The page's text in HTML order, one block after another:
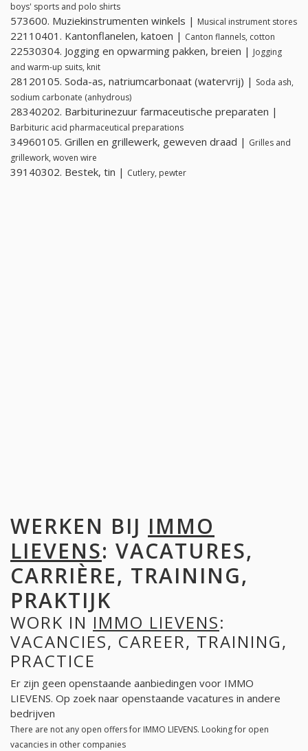
boys' sports and polo shirts
573600. Muziekinstrumenten winkels | Musical instrument stores
22110401. Kantonflanelen, katoen | Canton flannels, cotton
22530304. Jogging en opwarming pakken, breien | Jogging
and warm-up suits, knit
28120105. Soda-as, natriumcarbonaat (watervrij) | Soda ash,
sodium carbonate (anhydrous)
28340202. Barbiturinezuur farmaceutische preparaten |
Barbituric acid pharmaceutical preparations
34960105. Grillen en grillewerk, geweven draad | Grilles and
grillework, woven wire
39140302. Bestek, tin | Cutlery, pewter
WERKEN BIJ IMMO
LIEVENS: VACATURES,
CARRIÈRE, TRAINING,
PRAKTIJK
WORK IN IMMO LIEVENS:
VACANCIES, CAREER, TRAINING,
PRACTICE
Er zijn geen openstaande aanbiedingen voor IMMO
LIEVENS. Op zoek naar openstaande vacatures in andere
bedrijven
There are not any open offers for IMMO LIEVENS. Looking for open
vacancies in other companies